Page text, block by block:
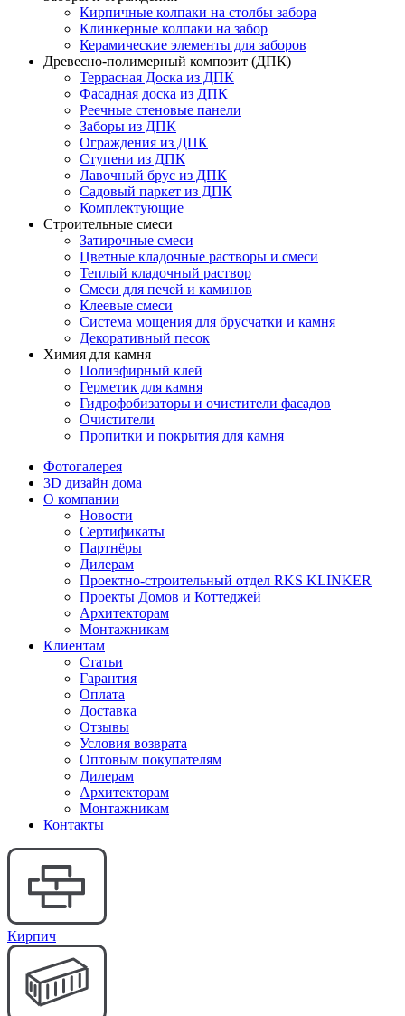
Кирпичные колпаки на столбы забора
Клинкерные колпаки на забор
Керамические элементы для заборов
Древесно-полимерный композит (ДПК)
Террасная Доска из ДПК
Фасадная доска из ДПК
Реечные стеновые панели
Заборы из ДПК
Ограждения из ДПК
Ступени из ДПК
Лавочный брус из ДПК
Садовый паркет из ДПК
Комплектующие
Строительные смеси
Затирочные смеси
Цветные кладочные растворы и смеси
Теплый кладочный раствор
Смеси для печей и каминов
Клеевые смеси
Система мощения для брусчатки и камня
Декоративный песок
Химия для камня
Полиэфирный клей
Герметик для камня
Гидрофобизаторы и очистители фасадов
Очистители
Пропитки и покрытия для камня
Фотогалерея
3D дизайн дома
О компании
Новости
Сертификаты
Партнёры
Дилерам
Проектно-строительный отдел RKS KLINKER
Проекты Домов и Коттеджей
Архитекторам
Монтажникам
Клиентам
Статьи
Гарантия
Оплата
Доставка
Отзывы
Условия возврата
Оптовым покупателям
Дилерам
Архитекторам
Монтажникам
Контакты
Кирпич